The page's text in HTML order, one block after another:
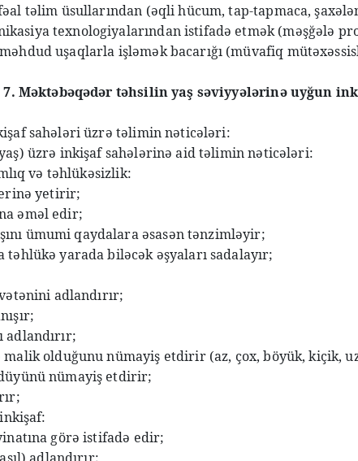
təlim üsullarından (əqli hücum, tap-tapmaca,
texnologiyalarından istifadə etmək (məşğələ
məhdud uşaqlarla işləmək bacarığı (müvafiq
7. Məktəbəqədər təhsilin yaş səviyyələrinə uyğun
sahələri üzrə təlimin nəticələri:
üzrə inkişaf sahələrinə aid təlimin nəticələri:
və təhlükəsizlik:
yetirir;
əməl edir;
ümumi qaydalara əsasən tənzimləyir;
təhlükə yarada biləcək əşyaları sadalayır;
adlandırır;
adlandırır;
olduğunu nümayiş etdirir (az, çox, böyük, kiçik,
nümayiş etdirir;
görə istifadə edir;